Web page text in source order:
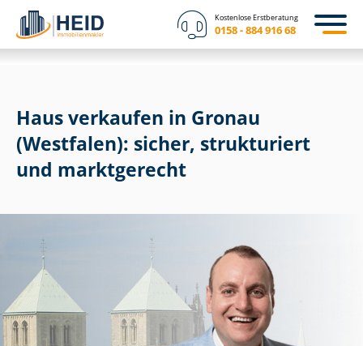
Kostenlose Erstberatung
0158 - 884 916 68
Haus verkaufen in Gronau
(Westfalen): sicher, strukturiert
und marktgerecht